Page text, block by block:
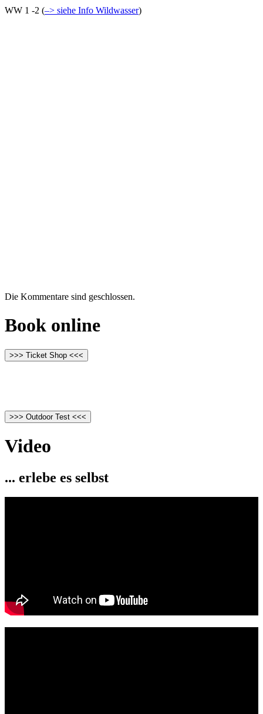
WW 1 -2 (–> siehe Info Wildwasser)
Die Kommentare sind geschlossen.
Book online
>>> Ticket Shop <<<
>>> Outdoor Test <<<
Video
... erlebe es selbst